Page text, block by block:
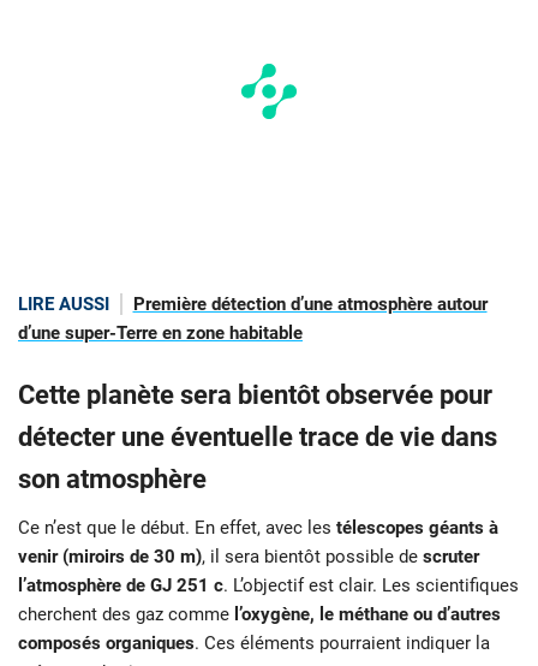
LIRE AUSSI
Première détection d’une atmosphère autour
d’une super-Terre en zone habitable
Cette planète sera bientôt observée pour
détecter une éventuelle trace de vie dans
son atmosphère
Ce n’est que le début. En effet, avec les télescopes géants à
venir (miroirs de 30 m), il sera bientôt possible de scruter
l’atmosphère de GJ 251 c. L’objectif est clair. Les scientifiques
cherchent des gaz comme l’oxygène, le méthane ou d’autres
composés organiques. Ces éléments pourraient indiquer la